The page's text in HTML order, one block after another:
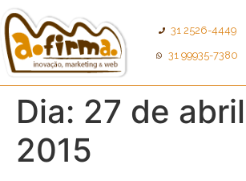
31 2526-4449
31 99935-7380
Dia: 27 de
2015